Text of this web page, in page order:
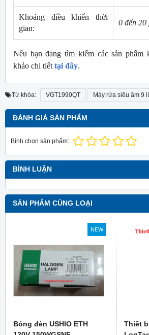
Khoảng điều khiển thời
gian:
0 đến 20
Nếu bạn đang tìm kiếm các sản phẩm
khảo chi tiết tại đây.
Từ khóa: VGT1990QT Máy rửa siêu âm 9
ĐÁNH GIÁ SẢN PHẨM
Bình chọn sản phẩm:
BÌNH LUẬN
SẢN PHẨM CÙNG LOẠI
NEW
Bóng đèn USHIO ETH
Thiết